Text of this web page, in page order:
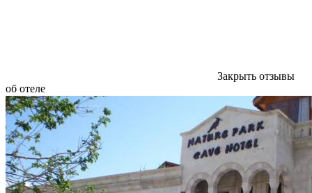
Закрыть отзывы
об отеле